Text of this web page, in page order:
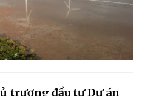
trương đầu tư Dự án